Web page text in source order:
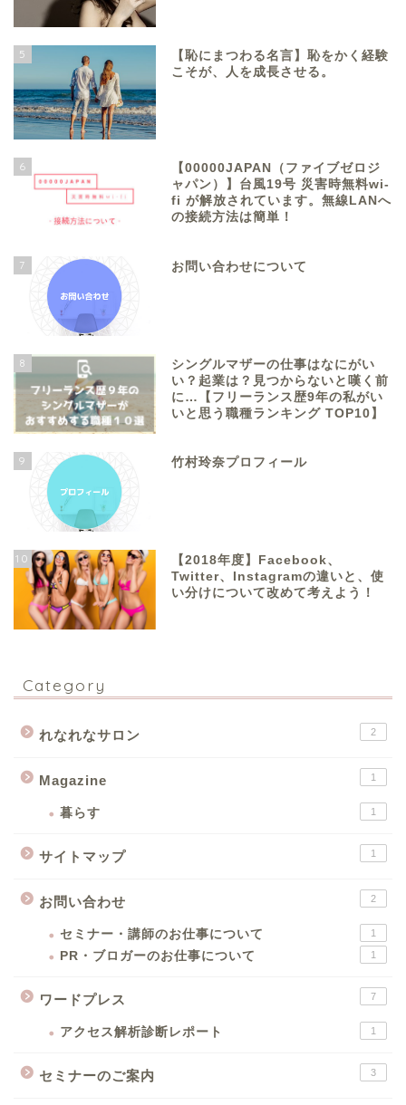
5
【恥にまつわる名言】恥をかく経験
こそが、人を成長させる。
6
【00000JAPAN（ファイブゼロジ
ャパン）】台風19号 災害時無料wi-
fi が解放されています。無線LANへ
の接続方法は簡単！
7 お問い合わせについて
8
シングルマザーの仕事はなにがい
い？起業は？見つからないと嘆く前
に…【フリーランス歴9年の私がい
いと思う職種ランキング TOP10】
9 竹村玲奈プロフィール
10
【2018年度】Facebook、
Twitter、Instagramの違いと、使
い分けについて改めて考えよう！
Category
れなれなサロン 2
Magazine 1
暮らす 1
サイトマップ 1
お問い合わせ 2
セミナー・講師のお仕事について 1
PR・ブロガーのお仕事について 1
ワードプレス 7
アクセス解析診断レポート 1
セミナーのご案内 3